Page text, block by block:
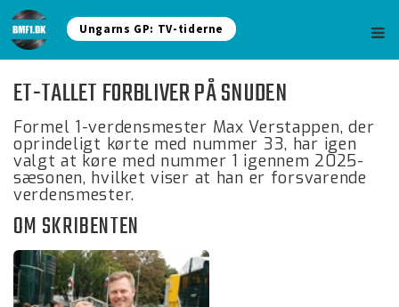
Ungarns GP: TV-tiderne
ET-TALLET FORBLIVER PÅ SNUDEN
Formel 1-verdensmester Max Verstappen, der
oprindeligt kørte med nummer 33, har igen
valgt at køre med nummer 1 igennem 2025-
sæsonen, hvilket viser at han er forsvarende
verdensmester.
OM SKRIBENTEN